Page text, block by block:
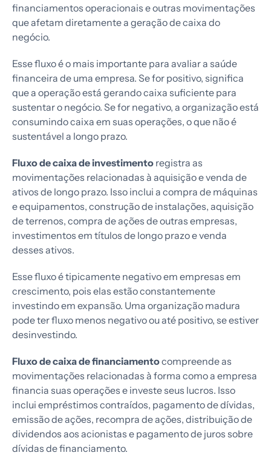
financiamentos operacionais e outras movimentações
que afetam diretamente a geração de caixa do
negócio.
Esse fluxo é o mais importante para avaliar a saúde
financeira de uma empresa. Se for positivo, significa
que a operação está gerando caixa suficiente para
sustentar o negócio. Se for negativo, a organização está
consumindo caixa em suas operações, o que não é
sustentável a longo prazo.
Fluxo de caixa de investimento registra as
movimentações relacionadas à aquisição e venda de
ativos de longo prazo. Isso inclui a compra de máquinas
e equipamentos, construção de instalações, aquisição
de terrenos, compra de ações de outras empresas,
investimentos em títulos de longo prazo e venda
desses ativos.
Esse fluxo é tipicamente negativo em empresas em
crescimento, pois elas estão constantemente
investindo em expansão. Uma organização madura
pode ter fluxo menos negativo ou até positivo, se estiver
desinvestindo.
Fluxo de caixa de financiamentocompreende as
movimentações relacionadas à forma como a empresa
financia suas operações e investe seus lucros. Isso
inclui empréstimos contraídos, pagamento de dívidas,
emissão de ações, recompra de ações, distribuição de
dividendos aos acionistas e pagamento de juros sobre
dívidas de financiamento.